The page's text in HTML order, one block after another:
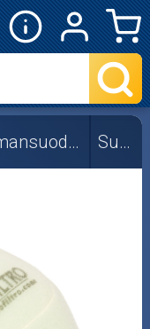
Ilmansuodattimet Suzuki